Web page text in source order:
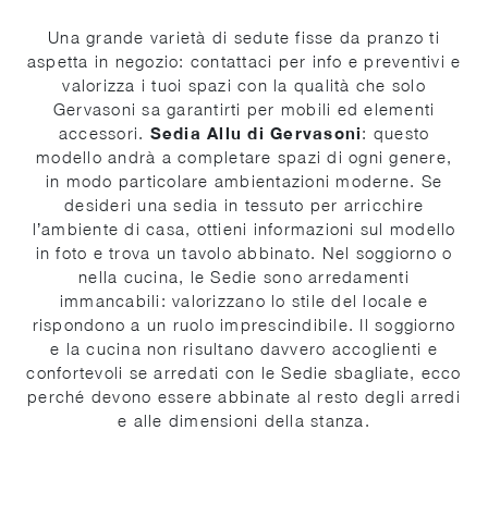
Una grande varietà di sedute fisse da pranzo ti
aspetta in negozio: contattaci per info e preventivi e
valorizza i tuoi spazi con la qualità che solo
Gervasoni sa garantirti per mobili ed elementi
accessori. Sedia Allu di Gervasoni: questo
modello andrà a completare spazi di ogni genere,
in modo particolare ambientazioni moderne. Se
desideri una sedia in tessuto per arricchire
l’ambiente di casa, ottieni informazioni sul modello
in foto e trova un tavolo abbinato. Nel soggiorno o
nella cucina, le Sedie sono arredamenti
immancabili: valorizzano lo stile del locale e
rispondono a un ruolo imprescindibile. Il soggiorno
e la cucina non risultano davvero accoglienti e
confortevoli se arredati con le Sedie sbagliate, ecco
perché devono essere abbinate al resto degli arredi
e alle dimensioni della stanza.